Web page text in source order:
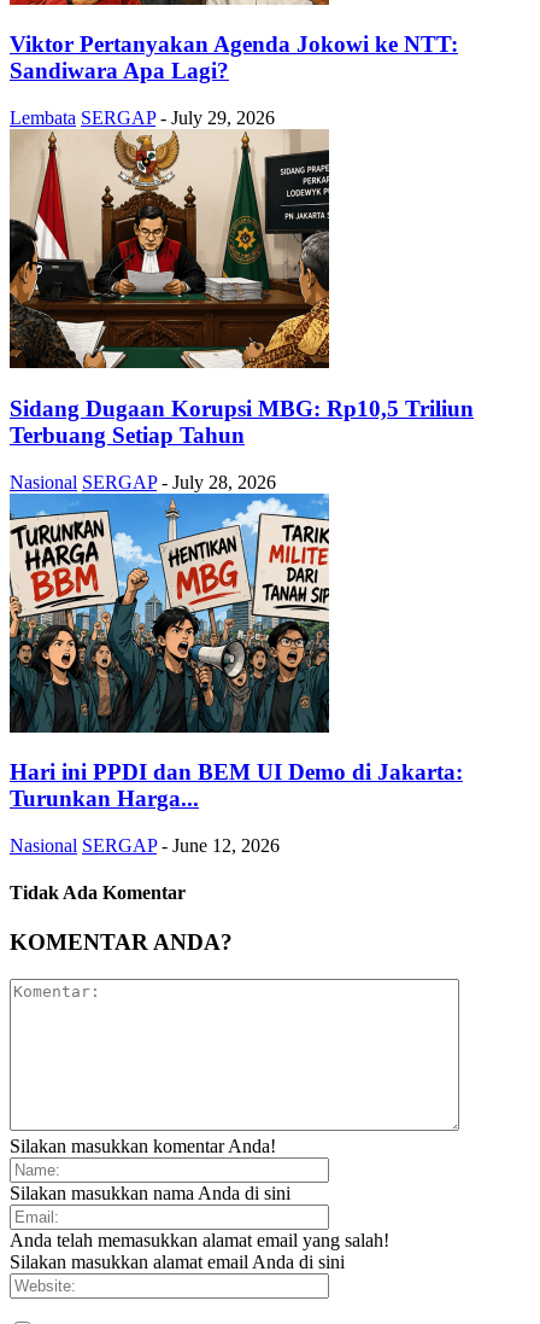
Viktor Pertanyakan Agenda Jokowi ke NTT:
Sandiwara Apa Lagi?
Lembata SERGAP - July 29, 2026
Sidang Dugaan Korupsi MBG: Rp10,5 Triliun
Terbuang Setiap Tahun
Nasional SERGAP - July 28, 2026
Hari ini PPDI dan BEM UI Demo di Jakarta:
Turunkan Harga...
Nasional SERGAP - June 12, 2026
Tidak Ada Komentar
KOMENTAR ANDA?
Silakan masukkan komentar Anda!
Silakan masukkan nama Anda di sini
Anda telah memasukkan alamat email yang salah!
Silakan masukkan alamat email Anda di sini